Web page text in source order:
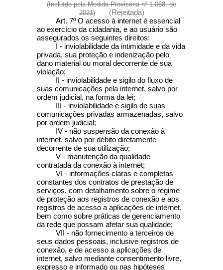
(Incluído pela Medida Provisória nº 1.068, de
2021)
(Rejeitada)
Art. 7º O acesso à internet é essencial
ao exercício da cidadania, e ao usuário são
assegurados os seguintes direitos:
I - inviolabilidade da intimidade e da vida
privada, sua proteção e indenização pelo
dano material ou moral decorrente de sua
violação;
II - inviolabilidade e sigilo do fluxo de
suas comunicações pela internet, salvo por
ordem judicial, na forma da lei;
III - inviolabilidade e sigilo de suas
comunicações privadas armazenadas, salvo
por ordem judicial;
IV - não suspensão da conexão à
internet, salvo por débito diretamente
decorrente de sua utilização;
V - manutenção da qualidade
contratada da conexão à internet;
VI - informações claras e completas
constantes dos contratos de prestação de
serviços, com detalhamento sobre o regime
de proteção aos registros de conexão e aos
registros de acesso a aplicações de internet,
bem como sobre práticas de gerenciamento
da rede que possam afetar sua qualidade;
VII - não fornecimento a terceiros de
seus dados pessoais, inclusive registros de
conexão, e de acesso a aplicações de
internet, salvo mediante consentimento livre,
expresso e informado ou nas hipóteses